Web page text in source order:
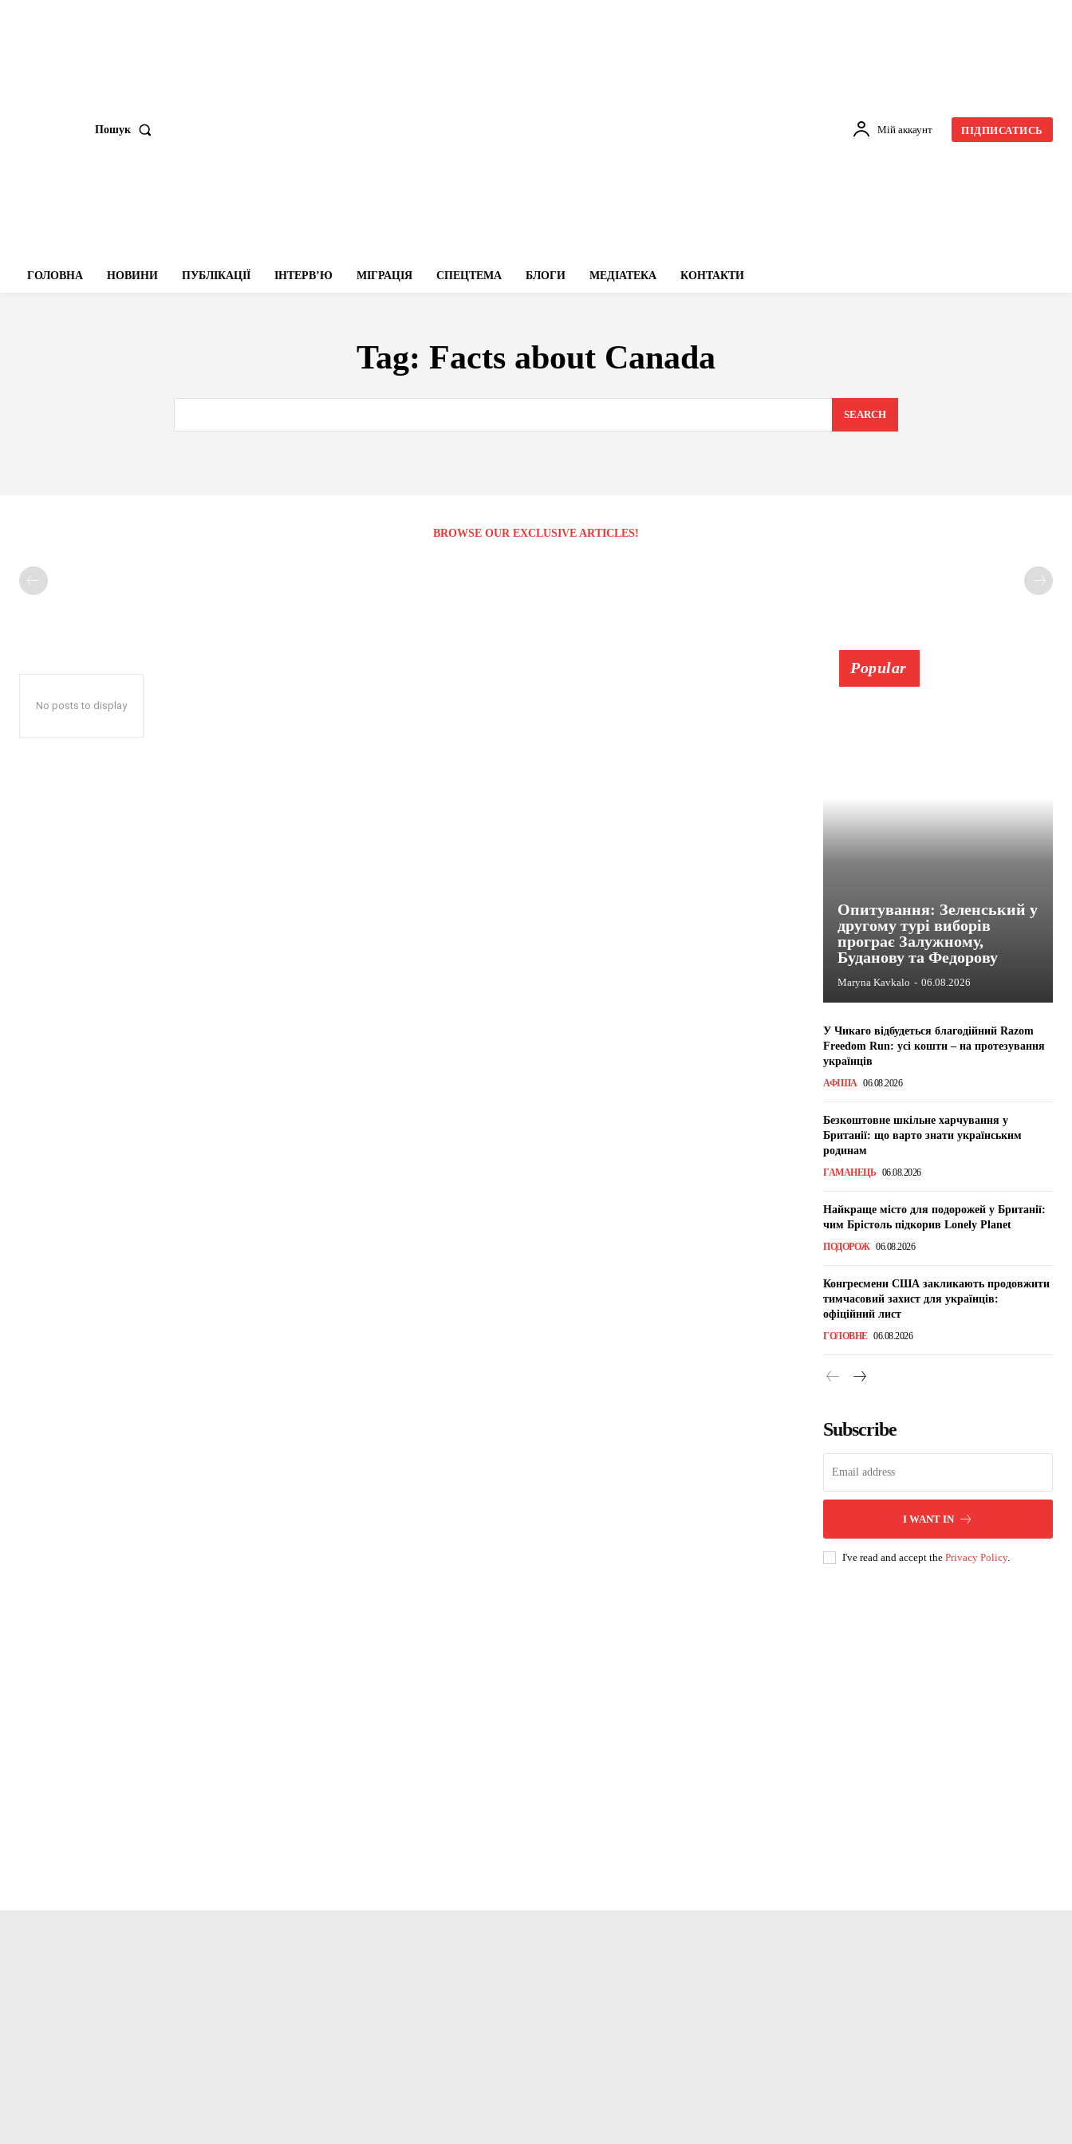
Пошук Мій аккаунт ПІДПИСАТИСЬ
ГОЛОВНА НОВИНИ ПУБЛІКАЦІЇ ІНТЕРВʼЮ МІГРАЦІЯ СПЕЦТЕМА БЛОГИ МЕДІАТЕКА КОНТАКТИ
Tag: Facts about Canada
SEARCH
BROWSE OUR EXCLUSIVE ARTICLES!
No posts to display
Popular
Опитування: Зеленський у
другому турі виборів
програє Залужному,
Буданову та Федорову
Maryna Kavkalo - 06.08.2026
У Чикаго відбудеться благодійний Razom
Freedom Run: усі кошти – на протезування
українців
АФІША 06.08.2026
Безкоштовне шкільне харчування у
Британії: що варто знати українським
родинам
ГАМАНЕЦЬ 06.08.2026
Найкраще місто для подорожей у Британії:
чим Брістоль підкорив Lonely Planet
ПОДОРОЖ 06.08.2026
Конгресмени США закликають продовжити
тимчасовий захист для українців:
офіційний лист
ГОЛОВНЕ 06.08.2026
Subscribe
I WANT IN
I've read and accept the Privacy Policy.